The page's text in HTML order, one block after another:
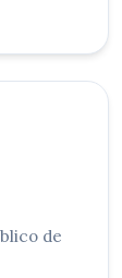
de